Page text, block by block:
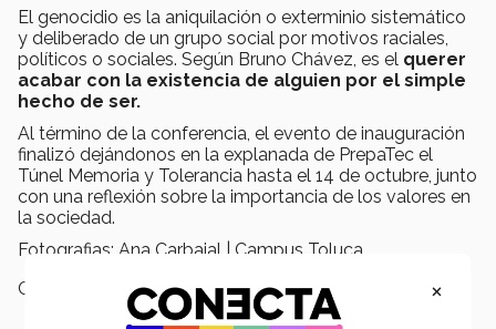
El genocidio es la aniquilación o exterminio sistemático
y deliberado de un grupo social por motivos raciales,
políticos o sociales. Según Bruno Chávez, es el querer
acabar con la existencia de alguien por el simple
hecho de ser.
Al término de la conferencia, el evento de inauguración
finalizó dejándonos en la explanada de PrepaTec el
Túnel Memoria y Tolerancia hasta el 14 de octubre, junto
con una reflexión sobre la importancia de los valores en
la sociedad.
Fotografias: Ana Carbajal | Campus Toluca
Campus:
Toluca
×